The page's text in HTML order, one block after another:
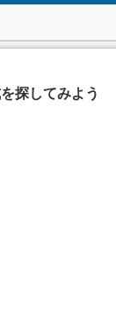
探してみよう